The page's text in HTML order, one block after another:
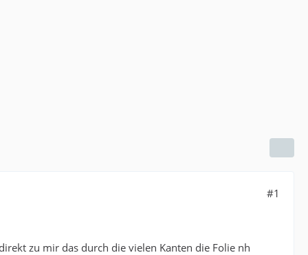
#1
zu mir das durch die vielen Kanten die Folie nh